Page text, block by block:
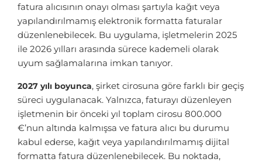
fatura alıcısının onayı olması şartıyla kağıt veya
yapılandırılmamış elektronik formatta faturalar
düzenlenebilecek. Bu uygulama, işletmelerin 2025
ile 2026 yılları arasında sürece kademeli olarak
uyum sağlamalarına imkan tanıyor.
2027 yılı boyunca, şirket cirosuna göre farklı bir geçiş
süreci uygulanacak. Yalnızca, faturayı düzenleyen
işletmenin bir önceki yıl toplam cirosu 800.000
€’nun altında kalmışsa ve fatura alıcı bu durumu
kabul ederse, kağıt veya yapılandırılmamış dijital
formatta fatura düzenlenebilecek. Bu noktada,